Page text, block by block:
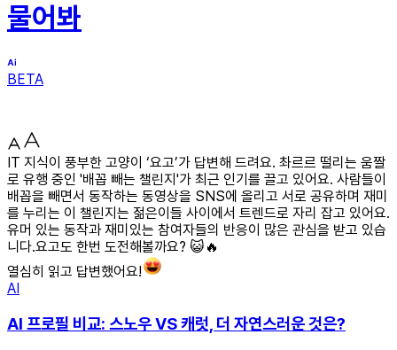
물어봐
BETA
IT 지식이 풍부한 고양이 ‘요고’가 답변해 드려요. 촤르르 떨리는 움짤
로 유행 중인 '배꼽 빼는 챌린지'가 최근 인기를 끌고 있어요. 사람들이
배꼽을 빼면서 동작하는 동영상을 SNS에 올리고 서로 공유하며 재미
를 누리는 이 챌린지는 젊은이들 사이에서 트렌드로 자리 잡고 있어요.
유머 있는 동작과 재미있는 참여자들의 반응이 많은 관심을 받고 있습
니다.요고도 한번 도전해볼까요? 😺🔥
열심히 읽고 답변했어요!
AI
AI 프로필 비교: 스노우 VS 캐럿, 더 자연스러운 것은?